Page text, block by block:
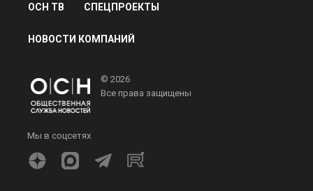
ОСН ТВ СПЕЦПРОЕКТЫ
НОВОСТИ КОМПАНИЙ
© 2026
Все права защищены
Мы в соцсетях